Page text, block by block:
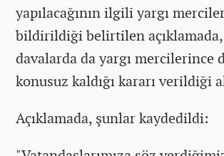
yapılacağının ilgili yargı
bildirildiği belirtilen açıklamada,
davalarda da yargı mercilerince
konusuz kaldığı kararı verildiği
Açıklamada, şunlar kaydedildi: